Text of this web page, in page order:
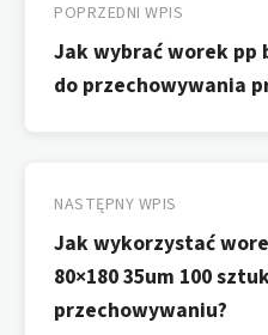
wpisu
POPRZEDNI WPIS
Jak wybrać worek pp
do przechowywania
NASTĘPNY WPIS
Jak wykorzystać
80×180 35um 100
przechowywaniu?